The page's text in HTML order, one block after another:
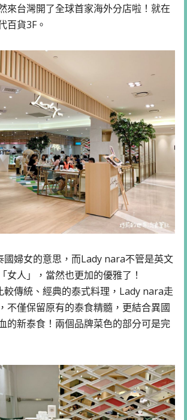
來台灣開了全球首家海外分店啦！就在
百貨3F。
國婦女的意思，而Lady nara不管是英文
女人」，當然也更加的優雅了！
較傳統、經典的泰式料理，Lady nara走
不僅保留原有的泰食精髓，更結合異國
的新泰食！兩個品牌菜色的部分可是完